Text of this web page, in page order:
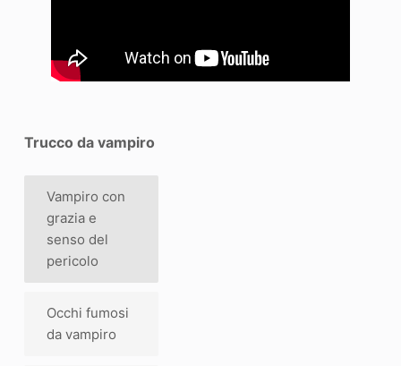
Trucco da vampiro
Vampiro con
grazia e
senso del
pericolo
Occhi fumosi
da vampiro